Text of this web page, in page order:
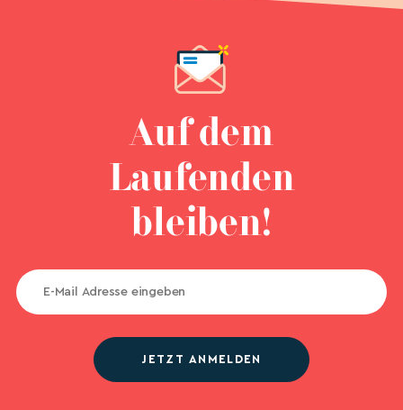
Auf dem
Laufenden
bleiben!
JETZT ANMELDEN